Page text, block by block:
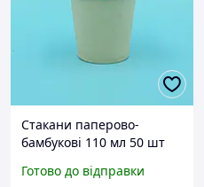
Стакани паперово-
бамбукові 110 мл 50 шт
Готово до відправки